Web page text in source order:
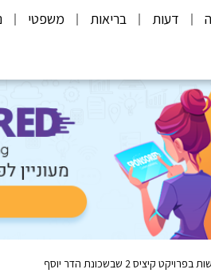
דעות בריאות משפטי
2 שבשכונת הדר יוסף